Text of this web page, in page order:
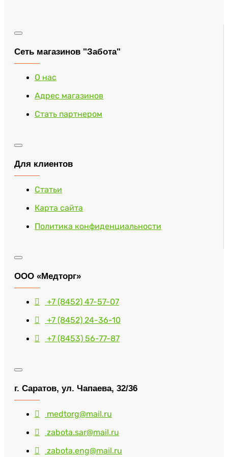
Сеть магазинов "Забота"
О нас
Адрес магазинов
Стать партнером
Для клиентов
Статьи
Карта сайта
Политика конфиденциальности
ООО «Медторг»
+7 (8452) 47-57-07
+7 (8452) 24-36-10
+7 (8453) 56-77-87
г. Саратов, ул. Чапаева, 32/36
medtorg@mail.ru
zabota.sar@mail.ru
zabota.eng@mail.ru